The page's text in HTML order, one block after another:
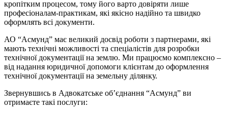
кропітким процесом, тому його варто довіряти лише
професіоналам-практикам, які якісно надійно та швидко
оформлять всі документи.
АО “Асмунд” має великий досвід роботи з партнерами, які
мають технічні можливості та спеціалістів для розробки
технічної документації на землю. Ми працюємо комплексно –
від надання юридичної допомоги клієнтам до оформлення
технічної документації на земельну ділянку.
Звернувшись в Адвокатське об’єднання “Асмунд” ви
отримаєте такі послуги: